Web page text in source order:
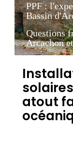
PPF :
Bassin
Questions
Arcachon
atout